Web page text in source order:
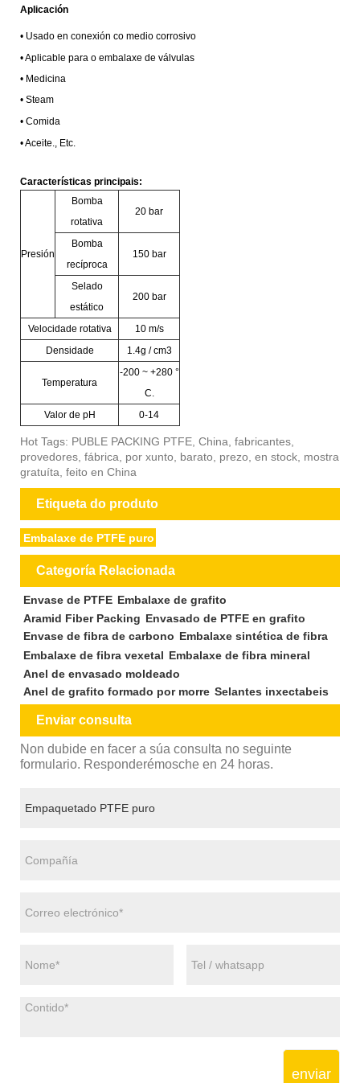
Aplicación
• Usado en conexión co medio corrosivo
• Aplicable para o embalaxe de válvulas
• Medicina
• Steam
• Comida
•Aceite., Etc.
Características principais:
Presión
Bomba
rotativa
20 bar
Bomba
recíproca
150 bar
Selado
estático
200 bar
Velocidade rotativa
10 m/s
Densidade
1.4g / cm3
Temperatura
-200 ~ +280 °
C.
Valor de pH
0-14
Hot Tags: PUBLE PACKING PTFE, China, fabricantes,
provedores, fábrica, por xunto, barato, prezo, en stock, mostra
gratuíta, feito en China
Etiqueta do produto
Embalaxe de PTFE puro
Categoría Relacionada
Envase de PTFE Embalaxe de grafito
Aramid Fiber Packing Envasado de PTFE en grafito
Envase de fibra de carbono
Embalaxe sintética de fibra
Embalaxe de fibra vexetal Embalaxe de fibra mineral
Anel de envasado moldeado
Anel de grafito formado por morre Selantes inxectabeis
Enviar consulta
Non dubide en facer a súa consulta no seguinte
formulario. Responderémosche en 24 horas.
enviar